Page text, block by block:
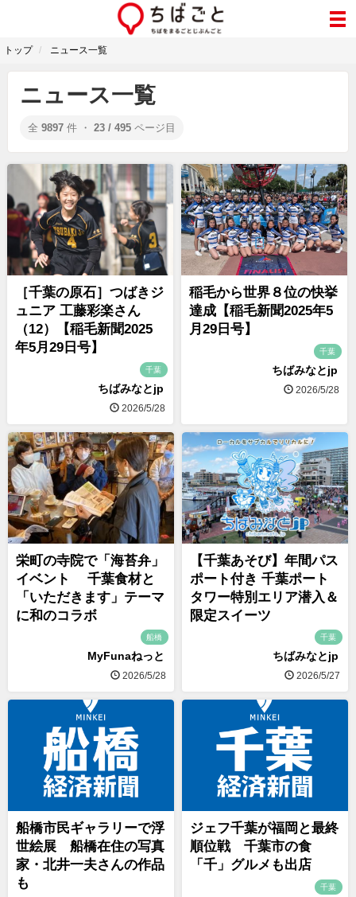
トップ ニュース一覧
ニュース一覧
全 9897 件 ・ 23 / 495 ページ目
［千葉の原石］つばきジ
ュニア 工藤彩楽さん
（12）【稲毛新聞2025
年5月29日号】
千葉
ちばみなとjp
2026/5/28
稲毛から世界８位の快挙
達成【稲毛新聞2025年5
月29日号】
千葉
ちばみなとjp
2026/5/28
栄町の寺院で「海苔弁」
イベント 千葉食材と
「いただきます」テーマ
に和のコラボ
船橋
MyFunaねっと
2026/5/28
【千葉あそび】年間パス
ポート付き 千葉ポート
タワー特別エリア潜入＆
限定スイーツ
千葉
ちばみなとjp
2026/5/27
船橋市民ギャラリーで浮
世絵展 船橋在住の写真
家・北井一夫さんの作品
も
ジェフ千葉が福岡と最終
順位戦 千葉市の食
「千」グルメも出店
千葉